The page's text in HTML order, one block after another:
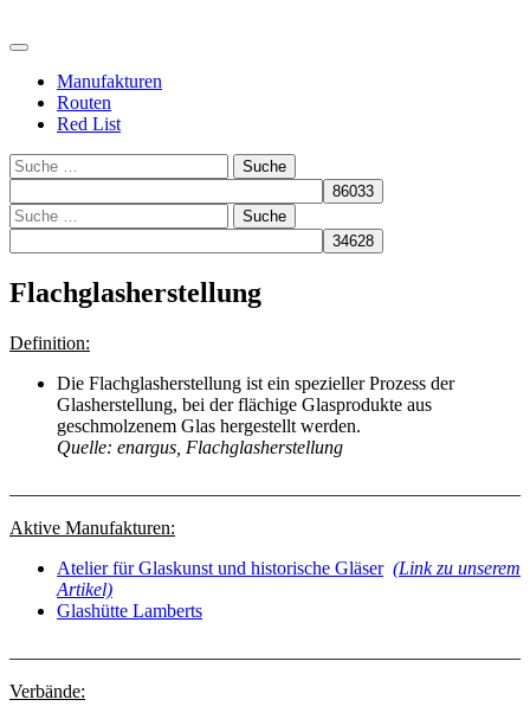
Manufakturen
Routen
Red List
Suche
Suche
Flachglasherstellung
Definition:
Die Flachglasherstellung ist ein spezieller Prozess der
Glasherstellung, bei der flächige Glasprodukte aus
geschmolzenem Glas hergestellt werden.
Quelle: enargus, Flachglasherstellung
Aktive Manufakturen:
Atelier für Glaskunst und historische Gläser (Link zu unserem
Artikel)
Glashütte Lamberts
Verbände: